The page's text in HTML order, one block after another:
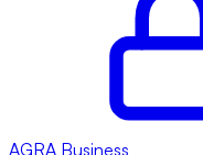
AGRA Business